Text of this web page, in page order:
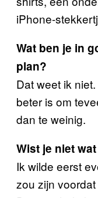
iPhone-
Wat ben je in
plan?
Dat weet ik
beter is om
dan te weinig.
Wist je niet
Ik wilde eerst
zou zijn